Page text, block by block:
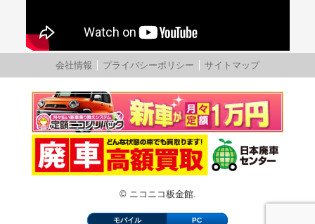
会社情報 プライバシーポリシー サイトマップ
© ニコニコ板金館.
モバイル PC